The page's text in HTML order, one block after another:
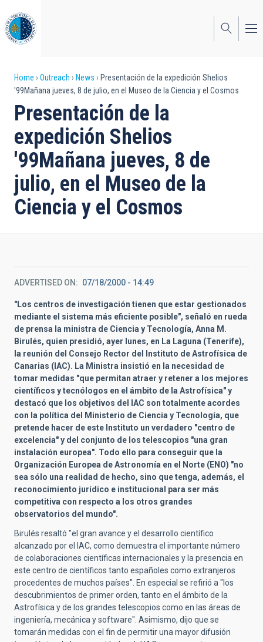
to
main
content
Breadcrumb
Home Outreach News
Presentación de la expedición Shelios
'99Mañana jueves, 8 de julio, en el Museo de la Ciencia y el Cosmos
Presentación de la
expedición Shelios
'99Mañana jueves, 8 de
julio, en el Museo de la
Ciencia y el Cosmos
ADVERTISED ON 07/18/2000 - 14:49
"Los centros de investigación tienen que estar gestionados
mediante el sistema más eficiente posible", señaló en rueda
de prensa la ministra de Ciencia y Tecnología, Anna M.
Birulés, quien presidió, ayer lunes, en La Laguna (Tenerife),
la reunión del Consejo Rector del Instituto de Astrofísica de
Canarias (IAC). La Ministra insistió en la necesidad de
tomar medidas "que permitan atraer y retener a los mejores
científicos y tecnólogos en el ámbito de la Astrofísica" y
destacó que los objetivos del IAC son totalmente acordes
con la política del Ministerio de Ciencia y Tecnología, que
pretende hacer de este Instituto un verdadero "centro de
excelencia" y del conjunto de los telescopios "una gran
instalación europea". Todo ello para conseguir que la
Organización Europea de Astronomía en el Norte (ENO) "no
sea sólo una realidad de hecho, sino que tenga, además, el
reconocimiento jurídico e institucional para ser más
competitiva con respecto a los otros grandes
observatorios del mundo".
Birulés resaltó "el gran avance y el desarrollo científico
alcanzado por el IAC, como demuestra el importante número
de colaboraciones científicas internacionales y la presencia en
este centro de científicos tanto españoles como extranjeros
procedentes de muchos países". En especial se refirió a "los
descubrimientos de primer orden, tanto en el ámbito de la
Astrofísica y de los grandes telescopios como en las áreas de
ingeniería, mecánica y software". Asimismo, dijo que se
tomarán medidas con el fin de permitir una mayor difusión